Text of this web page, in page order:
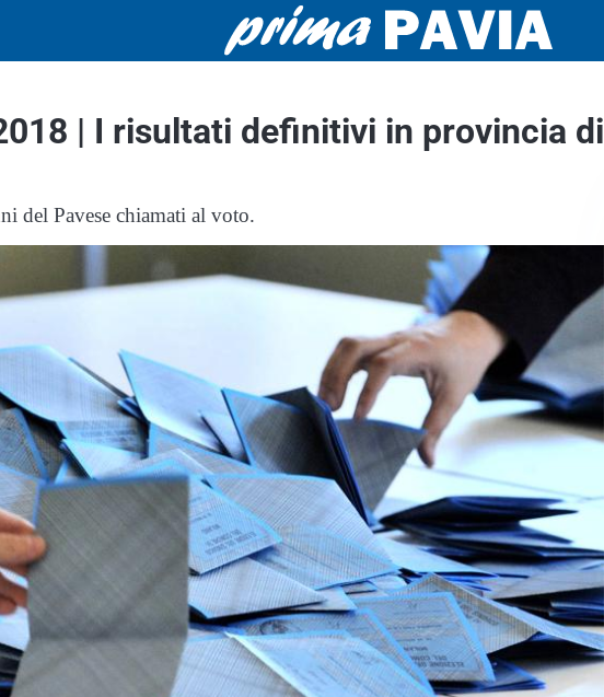
| I risultati definitivi in provincia di
del Pavese chiamati al voto.